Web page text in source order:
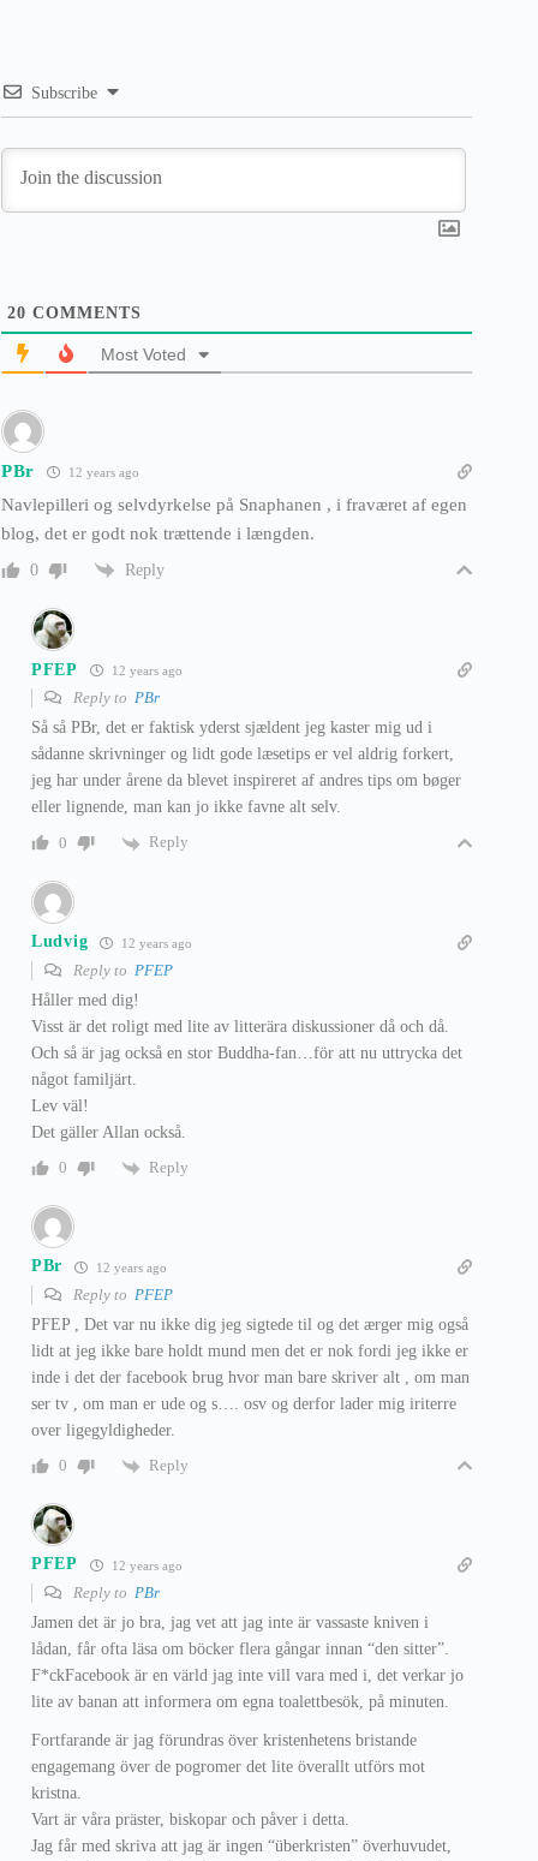
Subscribe
20 COMMENTS
Most Voted
PBr 12 years ago
Navlepilleri og selvdyrkelse på Snaphanen , i fraværet af egen
blog, det er godt nok trættende i længden.
0 Reply
PFEP 12 years ago
Reply to PBr
Så så PBr, det er faktisk yderst sjældent jeg kaster mig ud i
sådanne skrivninger og lidt gode læsetips er vel aldrig forkert,
jeg har under årene da blevet inspireret af andres tips om bøger
eller lignende, man kan jo ikke favne alt selv.
0
Reply
Ludvig 12 years ago
Reply to PFEP
Håller med dig!
Visst är det roligt med lite av litterära diskussioner då och då.
Och så är jag också en stor Buddha-fan…för att nu uttrycka det
något familjärt.
Lev väl!
Det gäller Allan också.
0
Reply
PBr 12 years ago
Reply to PFEP
PFEP , Det var nu ikke dig jeg sigtede til og det ærger mig også
lidt at jeg ikke bare holdt mund men det er nok fordi jeg ikke er
inde i det der facebook brug hvor man bare skriver alt , om man
ser tv , om man er ude og s…. osv og derfor lader mig iriterre
over ligegyldigheder.
0
Reply
PFEP 12 years ago
Reply to PBr
Jamen det är jo bra, jag vet att jag inte är vassaste kniven i
lådan, får ofta läsa om böcker flera gångar innan “den sitter”.
F*ckFacebook är en värld jag inte vill vara med i, det verkar jo
lite av banan att informera om egna toalettbesök, på minuten.
Fortfarande är jag förundras över kristenhetens bristande
engagemang över de pogromer det lite överallt utförs mot
kristna.
Vart är våra präster, biskopar och påver i detta.
Jag får med skriva att jag är ingen “überkristen” överhuvudet,